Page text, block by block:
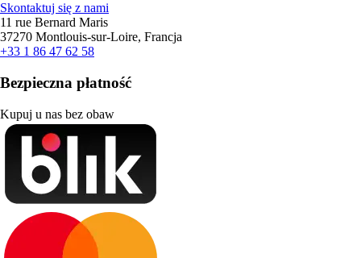
Skontaktuj się z nami
11 rue Bernard Maris
37270 Montlouis-sur-Loire, Francja
+33 1 86 47 62 58
Bezpieczna płatność
Kupuj u nas bez obaw